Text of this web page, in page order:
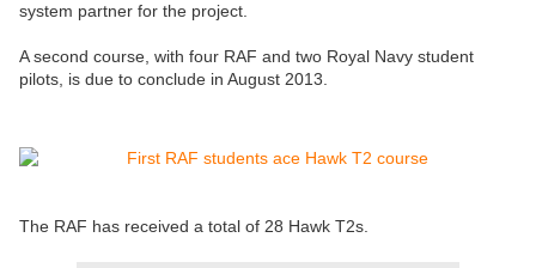
system partner for the project.
A second course, with four RAF and two Royal Navy student
pilots, is due to conclude in August 2013.
The RAF has received a total of 28 Hawk T2s.